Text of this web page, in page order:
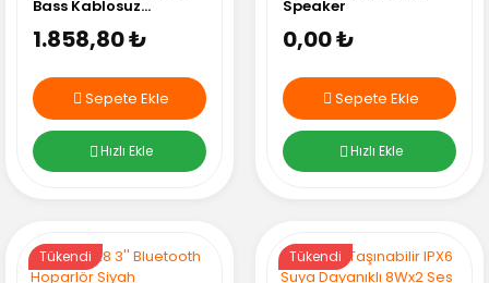
Bass Kablosuz
Hoparlör
1.858,80 ₺
Sepete Ekle
Hızlı Ekle
Speaker
0,00 ₺
Sepete Ekle
Hızlı Ekle
Tükendi Tükendi